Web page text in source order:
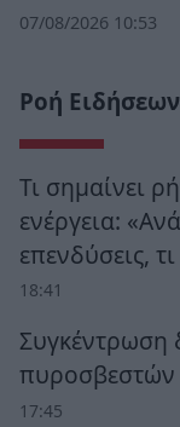
07/08/2026 10:53
Ροή Ειδήσεων
Τι σημαίνει
ενέργεια:
επενδύσεις,
18:41
Συγκέντρωση
πυροσβεστών
17:45